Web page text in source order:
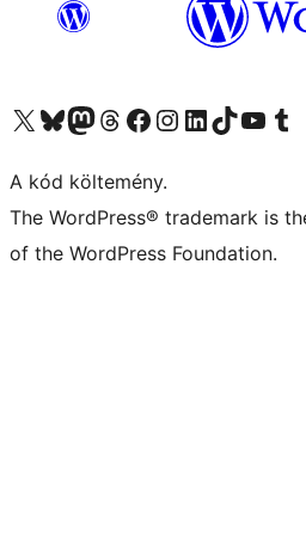
Visit our X (formerly Twitter) account
Visit our Bluesky account
Twitter csatornánk
Visit our Threads account
Facebook oldalunk megtekintése
Visit our Instagram account
Visit our LinkedIn account
Visit our TikTok account
Visit our YouTube
Visit
A kód költemény.
The WordPress® trademark is
of the WordPress Foundation.